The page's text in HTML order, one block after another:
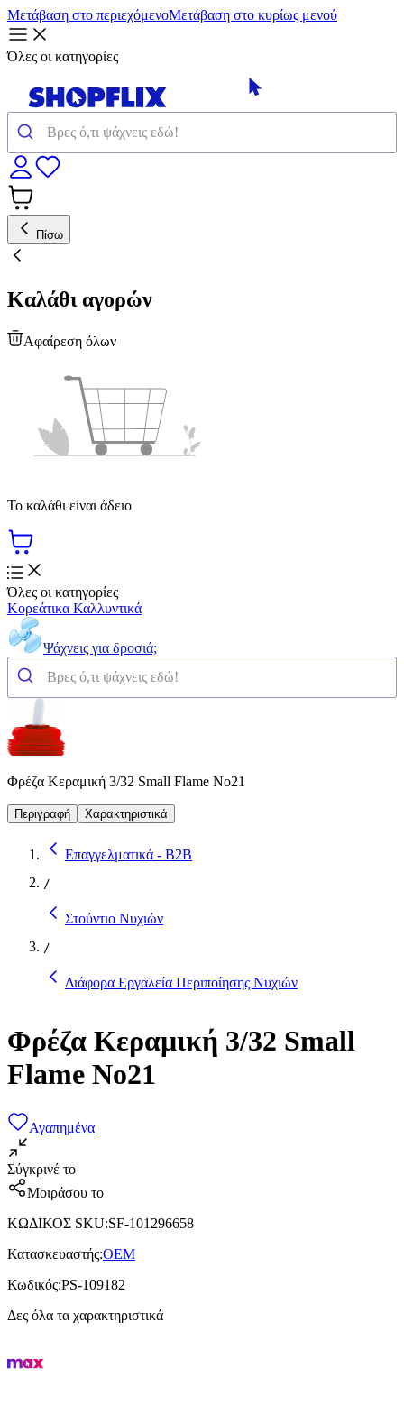
Μετάβαση στο περιεχόμενοΜετάβαση στο κυρίως μενού
Όλες οι κατηγορίες
Πίσω
Καλάθι αγορών
Αφαίρεση όλων
Το καλάθι είναι άδειο
Όλες οι κατηγορίες
Κορεάτικα Καλλυντικά
Ψάχνεις για δροσιά;
Φρέζα Κεραμική 3/32 Small Flame No21
Περιγραφή Χαρακτηριστικά
Επαγγελματικά - B2B
/
Στούντιο Νυχιών
/
Διάφορα Εργαλεία Περιποίησης Νυχιών
Φρέζα Κεραμική 3/32 Small
Flame No21
Αγαπημένα
Σύγκρινέ το
Μοιράσου το
ΚΩΔΙΚΟΣ SKU:SF-101296658
Κατασκευαστής:OEM
Κωδικός:PS-109182
Δες όλα τα χαρακτηριστικά